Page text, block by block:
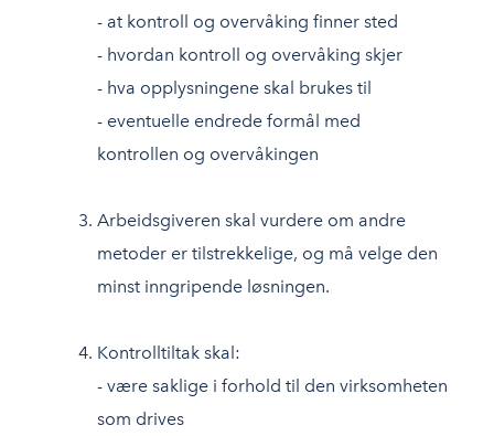
- at kontroll og overvåking finner sted
- hvordan kontroll og overvåking skjer
- hva opplysningene skal brukes til
- eventuelle endrede formål med
kontrollen og overvåkingen
Arbeidsgiveren skal vurdere om andre
metoder er tilstrekkelige, og må velge den
minst inngripende løsningen.
Kontrolltiltak skal:
- være saklige i forhold til den virksomheten
som drives